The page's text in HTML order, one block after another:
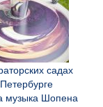
садах
музыка Шопена